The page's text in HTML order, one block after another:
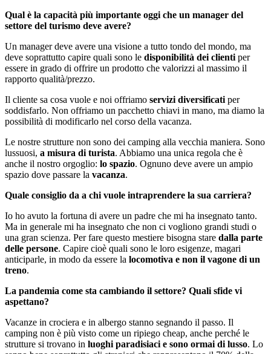
Qual è la capacità più importante oggi che un manager del
settore del turismo deve avere?
Un manager deve avere una visione a tutto tondo del mondo, ma
deve soprattutto capire quali sono le disponibilità dei clienti per
essere in grado di offrire un prodotto che valorizzi al massimo il
rapporto qualità/prezzo.
Il cliente sa cosa vuole e noi offriamo servizi diversificati per
soddisfarlo. Non offriamo un pacchetto chiavi in mano, ma diamo la
possibilità di modificarlo nel corso della vacanza.
Le nostre strutture non sono dei camping alla vecchia maniera. Sono
lussuosi, a misura di turista. Abbiamo una unica regola che è
anche il nostro orgoglio: lo spazio. Ognuno deve avere un ampio
spazio dove passare la vacanza.
Quale consiglio da a chi vuole intraprendere la sua carriera?
Io ho avuto la fortuna di avere un padre che mi ha insegnato tanto.
Ma in generale mi ha insegnato che non ci vogliono grandi studi o
una gran scienza. Per fare questo mestiere bisogna stare dalla parte
delle persone. Capire cioè quali sono le loro esigenze, magari
anticiparle, in modo da essere la locomotiva e non il vagone di un
treno.
La pandemia come sta cambiando il settore? Quali sfide vi
aspettano?
Vacanze in crociera e in albergo stanno segnando il passo. Il
camping non è più visto come un ripiego cheap, anche perché le
strutture si trovano in luoghi paradisiaci e sono ormai di lusso. Lo